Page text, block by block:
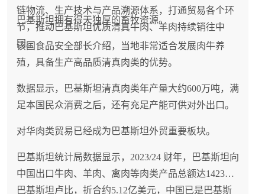
链物流、生产技术与产品溯源体系，打通贸易各个环
节，推动巴基斯坦优质清真牛肉、羊肉持续销往中
国。
巴基斯坦拥有得天独厚的畜牧资源。
该国食品安全部长介绍，当地非常适合发展肉牛养
殖，具备生产高品质清真肉类的优势。
数据显示，巴基斯坦清真肉类年产量大约600万吨，满
足本国民众消费之后，还有充足产能可供对外出口。
对华肉类贸易已经成为巴基斯坦外贸重要板块。
巴基斯坦统计局数据显示，2023/24 财年，巴基斯坦向
中国出口牛肉、羊肉、禽肉等肉类产品总额达1423亿
巴基斯坦卢比，折合约5.12亿美元，中国已是巴基斯